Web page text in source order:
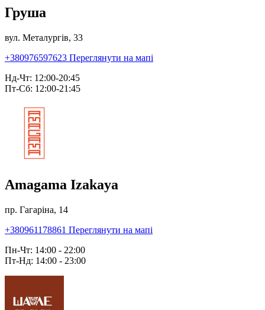
Груша
вул. Металургів, 33
+380976597623 Переглянути на мапі
Нд-Чт: 12:00-20:45
Пт-Сб: 12:00-21:45
Amagama Izakaya
пр. Гагаріна, 14
+380961178861 Переглянути на мапі
Пн-Чт: 14:00 - 22:00
Пт-Нд: 14:00 - 23:00